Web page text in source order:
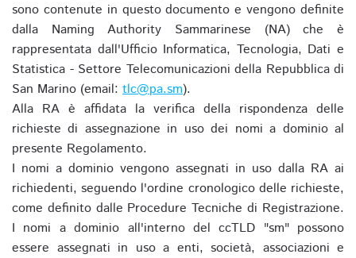
sono contenute in questo documento e vengono definite
dalla Naming Authority Sammarinese (NA) che è
rappresentata dall'Ufficio Informatica, Tecnologia, Dati e
Statistica - Settore Telecomunicazioni della Repubblica di
San Marino (email: tlc@pa.sm).
Alla RA è affidata la verifica della rispondenza delle
richieste di assegnazione in uso dei nomi a dominio al
presente Regolamento.
I nomi a dominio vengono assegnati in uso dalla RA ai
richiedenti, seguendo l'ordine cronologico delle richieste,
come definito dalle Procedure Tecniche di Registrazione.
I nomi a dominio all'interno del ccTLD "sm" possono
essere assegnati in uso a enti, società, associazioni e